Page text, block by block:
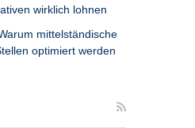
wirklich lohnen
mittelständische
optimiert werden